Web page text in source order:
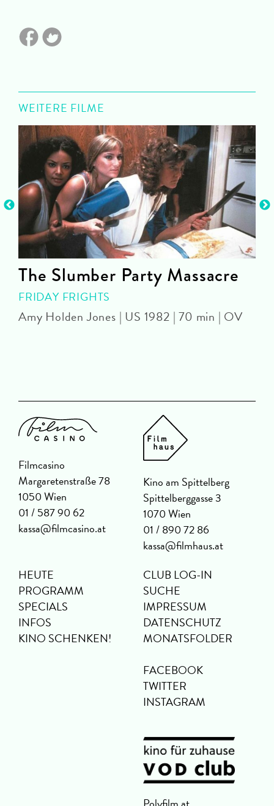
WEITERE FILME
The Slumber Party Massacre
FRIDAY FRIGHTS
Amy Holden Jones | US 1982 | 70 min | OV
Filmcasino
Margaretenstraße 78
1050 Wien
01 / 587 90 62
kassa@filmcasino.at
Kino am Spittelberg
Spittelberggasse 3
1070 Wien
01 / 890 72 86
kassa@filmhaus.at
HEUTE
PROGRAMM
SPECIALS
INFOS
KINO SCHENKEN!
CLUB LOG-IN
SUCHE
IMPRESSUM
DATENSCHUTZ
MONATSFOLDER
FACEBOOK
TWITTER
INSTAGRAM